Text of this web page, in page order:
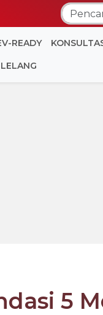
READY
LELANG
5